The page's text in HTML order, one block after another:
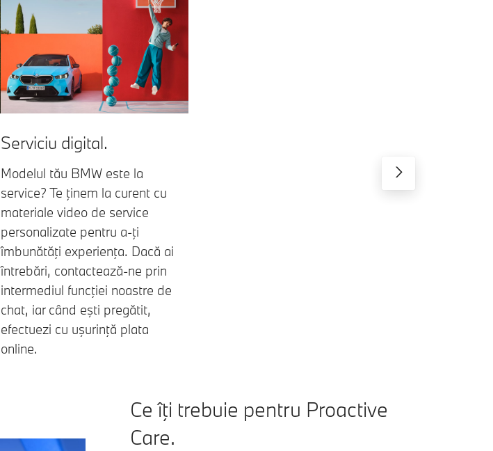
Serviciu digital.
Modelul tău BMW este la
service? Te ţinem la curent cu
materiale video de service
personalizate pentru a-ţi
îmbunătăţi experienţa. Dacă ai
întrebări, contactează-ne prin
intermediul funcţiei noastre de
chat, iar când eşti pregătit,
efectuezi cu uşurinţă plata
online.
Ce îţi trebuie pentru Proactive
Care.